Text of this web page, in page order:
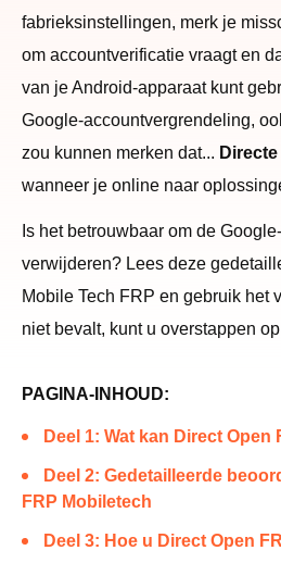
fabrieksinstellingen, merk je
om accountverificatie vraagt ​​en
van je Android-apparaat kunt
Google-accountvergrendeling,
zou kunnen merken dat...
wanneer je online naar
Is het betrouwbaar om de
verwijderen? Lees deze
Mobile Tech FRP en gebruik het
niet bevalt, kunt u overstappen
PAGINA-INHOUD:
Deel 1: Wat kan Direct
Deel 2: Gedetailleerde
FRP Mobiletech
Deel 3: Hoe u Direct Open